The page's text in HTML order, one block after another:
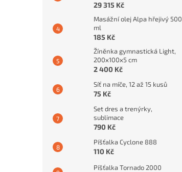
29 315 Kč
Masážní olej Alpa hřejivý 500
ml
185 Kč
Žíněnka gymnastická Light,
200x100x5 cm
2 400 Kč
Síť na míče, 12 až 15 kusů
75 Kč
Set dres a trenýrky,
sublimace
790 Kč
Píšťalka Cyclone 888
110 Kč
Píšťalka Tornado 2000